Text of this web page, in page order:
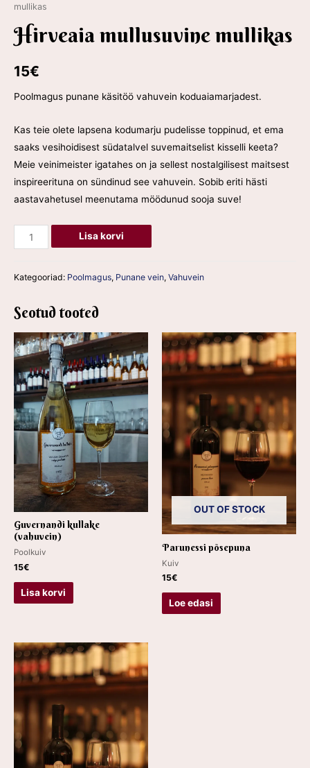
mullikas
Hirveaia mullusuvine mullikas
15€
Poolmagus punane käsitöö vahuvein koduaiamarjadest.
Kas teie olete lapsena kodumarju pudelisse toppinud, et ema
saaks vesihoidisest südatalvel suvemaitselist kisselli keeta?
Meie veinimeister igatahes on ja sellest nostalgilisest maitsest
inspireerituna on sündinud see vahuvein. Sobib eriti hästi
aastavahetusel meenutama möödunud sooja suve!
Lisa korvi
Kategooriad: Poolmagus, Punane vein, Vahuvein
Seotud tooted
Guvernandi kullake
(vahuvein)
Poolkuiv
15€
Lisa korvi
OUT OF STOCK
Parunessi põsepuna
Kuiv
15€
Loe edasi